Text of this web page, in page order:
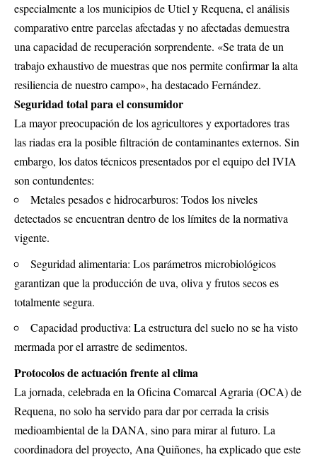
especialmente a los municipios de Utiel y Requena, el análisis
comparativo entre parcelas afectadas y no afectadas demuestra
una capacidad de recuperación sorprendente. «Se trata de un
trabajo exhaustivo de muestras que nos permite confirmar la alta
resiliencia de nuestro campo», ha destacado Fernández.
Seguridad total para el consumidor
La mayor preocupación de los agricultores y exportadores tras
las riadas era la posible filtración de contaminantes externos. Sin
embargo, los datos técnicos presentados por el equipo del IVIA
son contundentes:
Metales pesados e hidrocarburos: Todos los niveles
detectados se encuentran dentro de los límites de la normativa
vigente.
Seguridad alimentaria: Los parámetros microbiológicos
garantizan que la producción de uva, oliva y frutos secos es
totalmente segura.
Capacidad productiva: La estructura del suelo no se ha visto
mermada por el arrastre de sedimentos.
Protocolos de actuación frente al clima
La jornada, celebrada en la Oficina Comarcal Agraria (OCA) de
Requena, no solo ha servido para dar por cerrada la crisis
medioambiental de la DANA, sino para mirar al futuro. La
coordinadora del proyecto, Ana Quiñones, ha explicado que este